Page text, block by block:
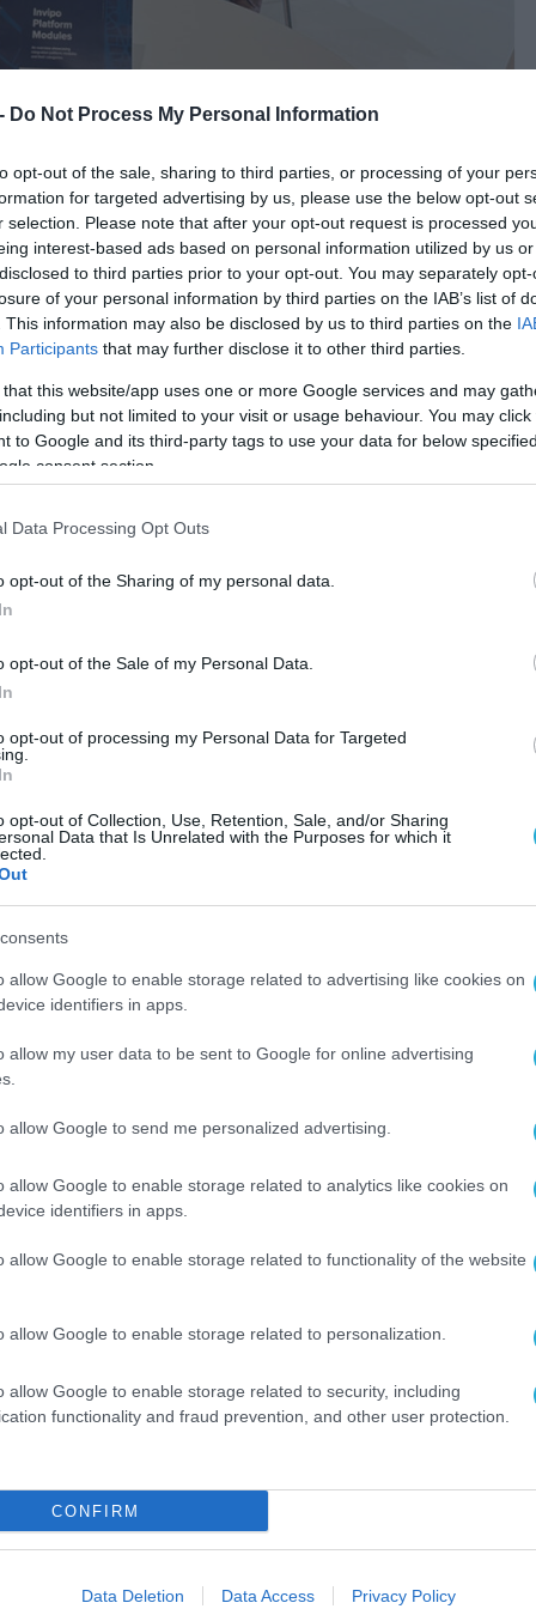
Do Not Process My Personal Information
opt-out of the sale, sharing to third parties, or processing of your
for targeted advertising by us, please use the below opt-out
selection. Please note that after your opt-out request is processed
interest-based ads based on personal information utilized by us
to third parties prior to your opt-out. You may separately
of your personal information by third parties on the IAB’s list of
This information may also be disclosed by us to third parties on the
Participants that may further disclose it to other third parties.
that this website/app uses one or more Google services and may
but not limited to your visit or usage behaviour. You may
to Google and its third-party tags to use your data for below
consent section.
Data Processing Opt Outs
opt-out of the Sharing of my personal data.
opt-out of the Sale of my Personal Data.
opt-out of processing my Personal Data for Targeted
opt-out of Collection, Use, Retention, Sale, and/or Sharing
Data that Is Unrelated with the Purposes for which it
allow Google to enable storage related to advertising like cookies on
identifiers in apps.
allow my user data to be sent to Google for online advertising
allow Google to send me personalized advertising.
allow Google to enable storage related to analytics like cookies on
identifiers in apps.
allow Google to enable storage related to functionality of the website
allow Google to enable storage related to personalization.
allow Google to enable storage related to security, including
functionality and fraud prevention, and other user protection.
CONFIRM
Data Deletion Data Access Privacy Policy
πληροφορικής και επικοινωνιών
ΣυνέδριοSmart City Expo,το οποίο διεξήχθη
της Ισπανίας.
με τον συνεργάτη της Incinity s.r.o. από την
λύσεις της στον τομέα των έξυπνων
συνέδριο ανά τον κόσμο για την αστική
εκθέτες και εκπροσώπους από 850 πόλεις,
τους στόχους τους για βιώσιμα και
ενώ οι τριήμερες εκδηλώσεις της
25.000 συμμετέχοντες από 130 πόλεις. Με
φέτος στις στρατηγικές για
πλημμύρες στην περιοχή της
οι εταιρίες που ασχολούνται με τη
και την ανάπτυξη ολοκληρωμένων
ευκαιρία του συνεδρίου, για να αναδείξει τις
λειτουργιών, βασισμένων σε ψηφιακές
ενίσχυσε το δίκτυο των συνεργασιών της,
ενσωμάτωση των νέων τεχνολογιών στον
σύμβουλος τηςDotsoft AE, επικεφαλής της
σχετικά:
επιβεβαιώνει τη δέσμευση της Dotsoft ΑΕ
έξυπνων και βιώσιμων πόλεων.
συνεργαστούμε με διεθνείς ηγέτες του κλάδου,
από κοινού λύσεις, που θα αναβαθμίσουν
στο όραμα της ψηφιακής πρωτοπορίας, με
Η συμμετοχή μας σε τέτοιες
έξυπνες λύσεις και καινούργια εργαλεία, που